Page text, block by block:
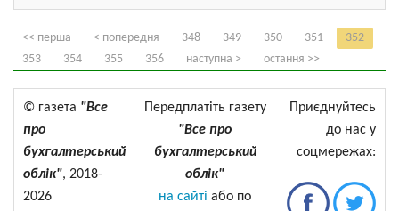
<< перша < попередня 348 349 350 351
352
353
354 355 356 наступна > остання >>
© газета "Все
про
бухгалтерський
облік", 2018-
2026
Передплатіть газету
"Все про
бухгалтерський
облік"
на сайті або по
Приєднуйтесь
до нас у
соцмережах: